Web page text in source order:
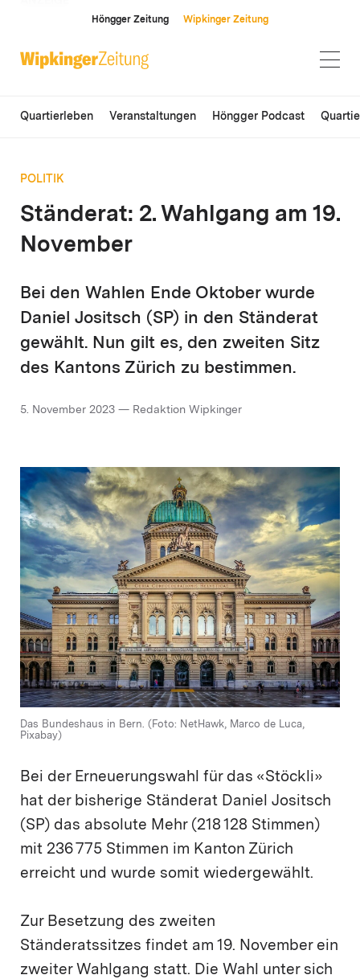
Höngger Zeitung Wipkinger Zeitung
Quartierleben Veranstaltungen Höngger Podcast
POLITIK
Ständerat: 2. Wahlgang am 19.
November
Bei den Wahlen Ende Oktober wurde
Daniel Jositsch (SP) in den Ständerat
gewählt. Nun gilt es, den zweiten Sitz
des Kantons Zürich zu bestimmen.
5. November 2023 — Redaktion Wipkinger
Das Bundeshaus in Bern. (Foto: NetHawk, Marco de Luca,
Pixabay)
Bei der Erneuerungswahl für das «Stöckli»
hat der bisherige Ständerat Daniel Jositsch
(SP) das absolute Mehr (218 128 Stimmen)
mit 236 775 Stimmen im Kanton Zürich
erreicht und wurde somit wiedergewählt.
Zur Besetzung des zweiten
Ständeratssitzes findet am 19. November ein
zweiter Wahlgang statt. Die Wahl unter sich